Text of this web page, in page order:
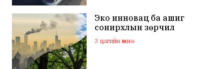
Эко инновац ба ашиг
сонирхлын зөрчил
3 цагийн өмнө